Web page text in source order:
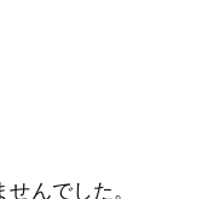
んでした。